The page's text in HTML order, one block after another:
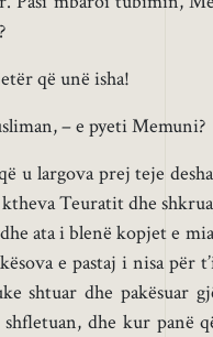
që unë isha!
– e pyeti Memuni?
u largova prej teje
Teuratit dhe
ata i blenë kopjet e
e pastaj i nisa për
shtuar dhe pakësuar
dhe kur panë